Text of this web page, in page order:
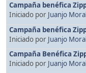
Campaña benéfica
Iniciado por Juanjo
Campaña benéfica
Iniciado por Juanjo
Campaña Benéfica
Iniciado por Juanjo